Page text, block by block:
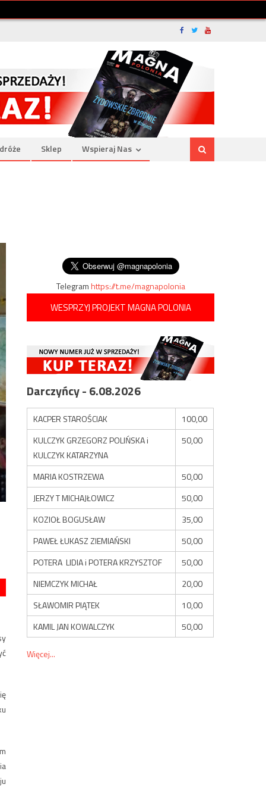
Sklep Wspieraj Nas
Telegramhttps://t.me/magnapolonia
WESPRZYJ PROJEKT MAGNA POLONIA
Darczyńcy - 6.08.2026
KACPER STAROŚCIAK
100,00
KULCZYK GRZEGORZ POLIŃSKA i
KULCZYK KATARZYNA
50,00
MARIA KOSTRZEWA
50,00
JERZY T MICHAJŁOWICZ
50,00
KOZIOŁ BOGUSŁAW
35,00
PAWEŁ ŁUKASZ ZIEMIAŃSKI
50,00
POTERA LIDIA i POTERA KRZYSZTOF
50,00
NIEMCZYK MICHAŁ
20,00
SŁAWOMIR PIĄTEK
10,00
KAMIL JAN KOWALCZYK
50,00
Więcej...